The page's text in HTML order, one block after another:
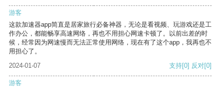
游客
这款加速器app简直是居家旅行必备神器，无论是看视频、玩游戏还是工
作办公，都能畅享高速网络，再也不用担心网速卡顿了。以前出差的时
候，经常因为网速慢而无法正常使用网络，现在有了这个app，我再也不
用担心了。
2024-01-07
支持[0] 反对[0]
游客